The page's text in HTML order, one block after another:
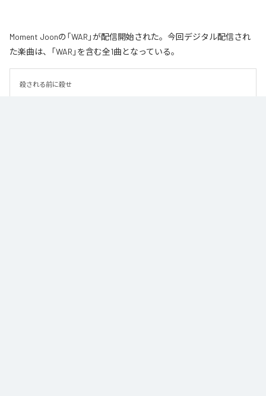
Moment Joonの「WAR」が配信開始された。今回デジタル配信され
た楽曲は、「WAR」を含む全1曲となっている。
殺される前に殺せ